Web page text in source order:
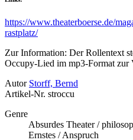
https://www.theaterboerse.de/
rastplatz/
Zur Information: Der Rollentext
Occupy-Lied im mp3-Format zur
Autor Storff, Bernd
Artikel-Nr. stroccu
Genre
Absurdes Theater /
Ernstes / Anspruch